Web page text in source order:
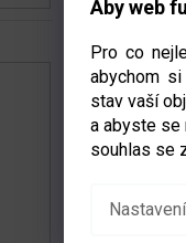
Aby web
Pro co
abychom
stav vaší
a abyste se
souhlas se
Nastavení